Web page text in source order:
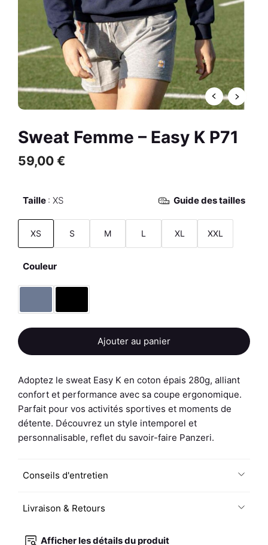
Sweat Femme – Easy K P71
59,00 €
Taille Guide des tailles
XS
XS S M L XL XXL
Couleur
quantité
de
Femme
-
Easy
K
P71
Ajouter au panier
Adoptez le sweat Easy K en coton épais 280g, alliant
confort et performance avec sa coupe ergonomique.
Parfait pour vos activités sportives et moments de
détente. Découvrez un style intemporel et
personnalisable, reflet du savoir-faire Panzeri.
Conseils d'entretien
Livraison & Retours
Afficher les détails du produit